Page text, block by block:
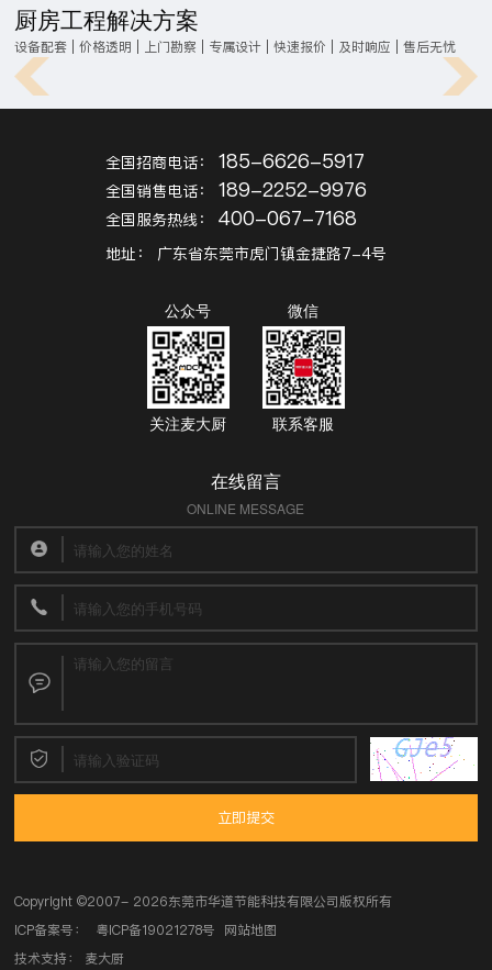
厨房工程解决方案
设备配套 | 价格透明 | 上门勘察 | 专属设计 | 快速报价 | 及时响应 | 售后无忧
全国招商电话： 185-6626-5917
全国销售电话： 189-2252-9976
全国服务热线： 400-067-7168
地址： 广东省东莞市虎门镇金捷路7-4号
公众号
关注麦大厨
微信
联系客服
在线留言
ONLINE MESSAGE
立即提交
Copyright ©2007- 2026东莞市华道节能科技有限公司版权所有
ICP备案号：
粤ICP备19021278号 网站地图
技术支持：
麦大厨